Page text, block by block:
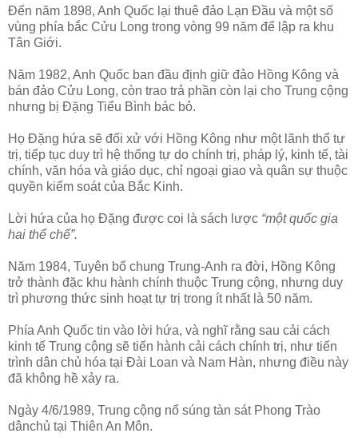
Đến năm 1898, Anh Quốc lại thuê đảo Lạn Đầu và một số
vùng phía bắc Cửu Long trong vòng 99 năm để lập ra khu
Tân Giới.
Năm 1982, Anh Quốc ban đầu định giữ đảo Hồng Kông và
bán đảo Cửu Long, còn trao trả phần còn lại cho Trung cộng
nhưng bị Đặng Tiểu Bình bác bỏ.
Họ Đặng hứa sẽ đối xử với Hồng Kông như một lãnh thổ tự
trị, tiếp tục duy trì hệ thống tự do chính trị, pháp lý, kinh tế, tài
chính, văn hóa và giáo dục, chỉ ngoại giao và quân sự thuộc
quyền kiểm soát của Bắc Kinh.
Lời hứa của họ Đặng được coi là sách lược “một quốc gia
hai thể chế”.
Năm 1984, Tuyên bố chung Trung-Anh ra đời, Hồng Kông
trở thành đặc khu hành chính thuộc Trung cộng, nhưng duy
trì phương thức sinh hoạt tự trị trong ít nhất là 50 năm.
Phía Anh Quốc tin vào lời hứa, và nghĩ rằng sau cải cách
kinh tế Trung cộng sẽ tiến hành cải cách chính trị, như tiến
trình dân chủ hóa tại Đài Loan và Nam Hàn, nhưng điều này
đã không hề xảy ra.
Ngày 4/6/1989, Trung cộng nổ súng tàn sát Phong Trào
dânchủ tại Thiên An Môn.